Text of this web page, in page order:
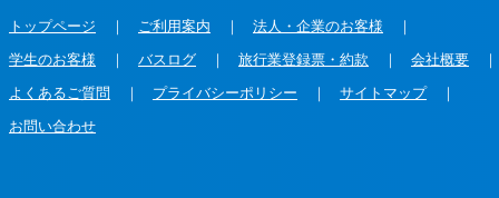
トップページ ｜ ご利用案内 ｜ 法人・企業のお客様 ｜
学生のお客様 ｜ バスログ ｜ 旅行業登録票・約款 ｜ 会社概要 ｜
よくあるご質問 ｜ プライバシーポリシー ｜ サイトマップ｜
お問い合わせ